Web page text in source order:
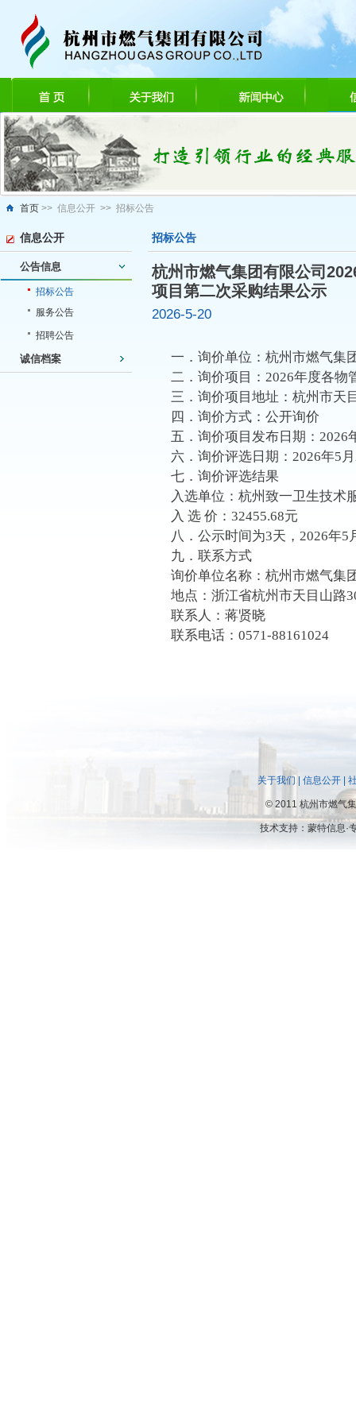
首页 >> 信息公开 >> 招标公告
信息公开
公告信息
招标公告
服务公告
招聘公告
诚信档案
招标公告
杭州市燃气集团有限公司
项目第二次采购结果公示
2026-5-20
一．询价单位：杭州市燃气集
二．询价项目：2026年度各物
三．询价项目地址：杭州市天
四．询价方式：公开询价
五．询价项目发布日期：2026
六．询价评选日期：2026年5
七．询价评选结果
入选单位：杭州致一卫生技术
入 选 价：32455.68元
八．公示时间为3天，2026年5
九．联系方式
询价单位名称：杭州市燃气集
地点：浙江省杭州市天目山路
联系人：蒋贤晓
联系电话：0571-88161024
关于我们 信息公开|
©2011 杭州市燃气
技术支持： 蒙特信息·